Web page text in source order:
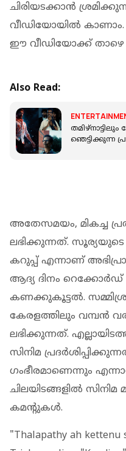
ചിരിയടക്കാൻ
വീഡിയോയിൽ
ഈ വീഡിയോക്ക് താഴെ
Also Read:
ഞെട്ടിക്കുന്ന
അതേസമയം, മികച്ച
ലഭിക്കുന്നത്.
കറുപ്പ് എന്നാണ്
ആദ്യ ദിനം
കണക്കുകൂട്ടൽ. സമ്മിശ്ര
കേരളത്തിലും വമ്പൻ
ലഭിക്കുന്നത്.
സിനിമ
ഗംഭീരമാണെന്നും
ചിലയിടങ്ങളിൽ
കമന്റുകൾ.
"Thalapathy ah kettenu